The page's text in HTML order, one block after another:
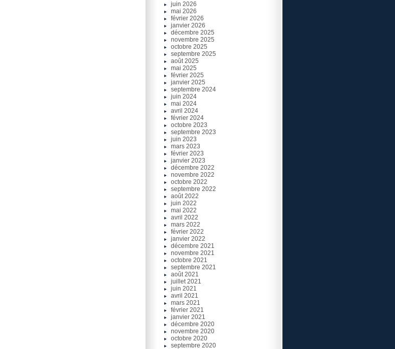
juin 2026
mai 2026
février 2026
janvier 2026
décembre 2025
novembre 2025
octobre 2025
septembre 2025
août 2025
mai 2025
février 2025
janvier 2025
septembre 2024
juin 2024
mai 2024
avril 2024
février 2024
octobre 2023
septembre 2023
juin 2023
mars 2023
février 2023
janvier 2023
décembre 2022
novembre 2022
octobre 2022
septembre 2022
août 2022
juin 2022
mai 2022
avril 2022
mars 2022
février 2022
janvier 2022
décembre 2021
novembre 2021
octobre 2021
septembre 2021
août 2021
juillet 2021
juin 2021
avril 2021
mars 2021
février 2021
janvier 2021
décembre 2020
novembre 2020
octobre 2020
septembre 2020